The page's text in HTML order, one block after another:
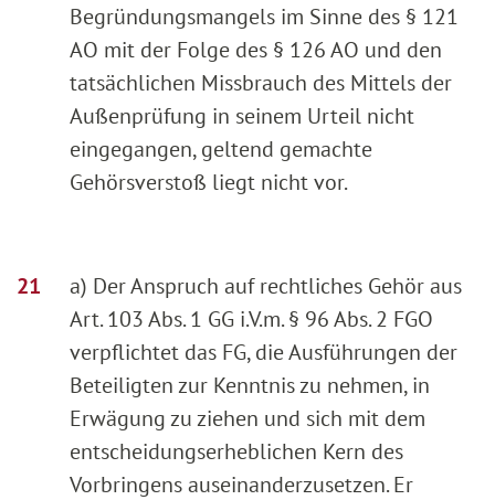
Begründungsmangels im Sinne des § 121
AO mit der Folge des § 126 AO und den
tatsächlichen Missbrauch des Mittels der
Außenprüfung in seinem Urteil nicht
eingegangen, geltend gemachte
Gehörsverstoß liegt nicht vor.
a) Der Anspruch auf rechtliches Gehör aus
Art. 103 Abs. 1 GG i.V.m. § 96 Abs. 2 FGO
verpflichtet das FG, die Ausführungen der
Beteiligten zur Kenntnis zu nehmen, in
Erwägung zu ziehen und sich mit dem
entscheidungserheblichen Kern des
Vorbringens auseinanderzusetzen. Er